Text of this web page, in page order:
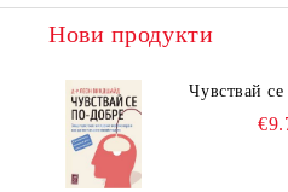
Нови продукти
Чувствай